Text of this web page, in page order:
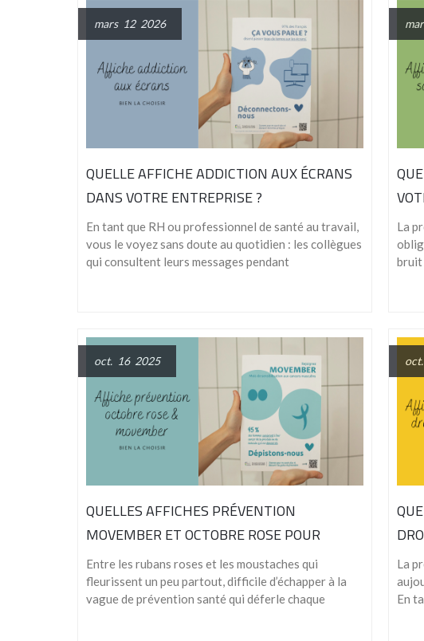
mars 12 2026
QUELLE AFFICHE ADDICTION AUX ÉCRANS
DANS VOTRE ENTREPRISE ?
En tant que RH ou professionnel de santé au travail,
vous le voyez sans doute au quotidien : les collègues
qui consultent leurs messages pendant
La
bruit
oct. 16 2025
QUELLES AFFICHES PRÉVENTION
MOVEMBER ET OCTOBRE ROSE POUR
VOTRE ENTREPRISE ?
Entre les rubans roses et les moustaches qui
fleurissent un peu partout, difficile d’échapper à la
vague de prévention santé qui déferle chaque
La
En